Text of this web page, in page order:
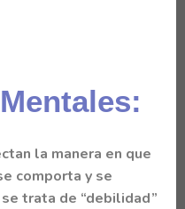
la manera en que
comporta y se
trata de “debilidad”